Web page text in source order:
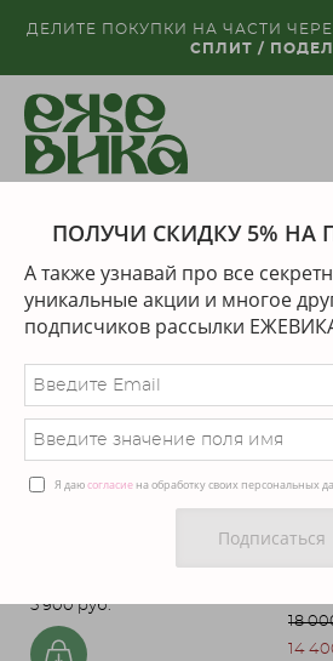
ДЕЛИТЕ ПОКУПКИ НА ЧАСТИ
СПЛИТ /
магазин > украшения на шею
Сортировка: рекомендуем
5 900 pуб.
18
14
ПОЛУЧИ СКИДКУ 5% НА
А также узнавай про все
уникальные акции и многое
подписчиков рассылки
Я даюсогласие на обработку своих персональных